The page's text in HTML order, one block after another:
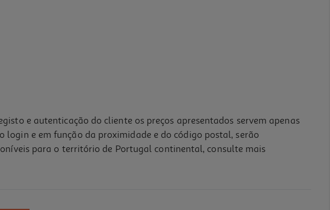
e autenticação do cliente os preços apresentados servem apenas
e em função da proximidade e do código postal, serão
para o território de Portugal continental, consulte mais